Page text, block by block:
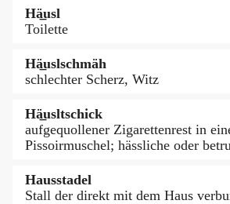
Hä̲usl
Toilette
Hä̲uslschmäh
schlechter Scherz, Witz
Hä̲usltschick
aufgequollener Zigarettenrest in
Pissoirmuschel; hässliche oder
Hausstadel
Stall der direkt mit dem Haus